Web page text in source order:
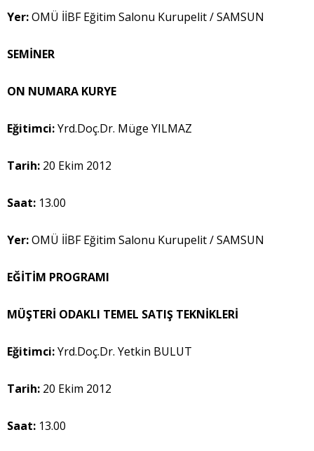
Yer:OMÜ İİBF Eğitim Salonu Kurupelit / SAMSUN
SEMİNER
ON NUMARA KURYE
Eğitimci:Yrd.Doç.Dr. Müge YILMAZ
Tarih: 20 Ekim 2012
Saat: 13.00
Yer:OMÜ İİBF Eğitim Salonu Kurupelit / SAMSUN
EĞİTİM PROGRAMI
MÜŞTERİ ODAKLI TEMEL SATIŞ TEKNİKLERİ
Eğitimci:Yrd.Doç.Dr. Yetkin BULUT
Tarih: 20 Ekim 2012
Saat: 13.00